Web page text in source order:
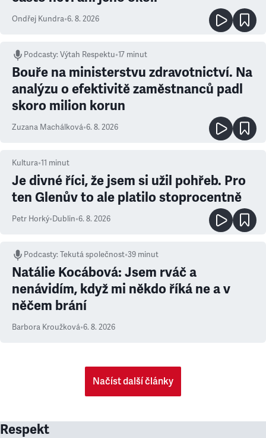
Ondřej Kundra•6. 8. 2026
Podcasty:Výtah Respektu•17 minut
Bouře na ministerstvu zdravotnictví. Na
analýzu o efektivitě zaměstnanců padl
skoro milion korun
Zuzana Machálková•6. 8. 2026
Kultura•11 minut
Je divné říci, že jsem si užil pohřeb. Pro
ten Glenův to ale platilo stoprocentně
Petr Horký•Dublin•6. 8. 2026
Podcasty:Tekutá společnost•39 minut
Natálie Kocábová: Jsem rváč a
nenávidím, když mi někdo říká ne a v
něčem brání
Barbora Kroužková•6. 8. 2026
Načíst další články
Respekt